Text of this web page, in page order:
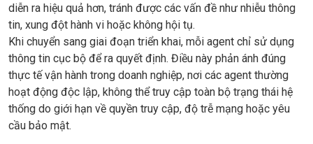
diễn ra hiệu quả hơn, tránh được các vấn đề như nhiễu thông
tin, xung đột hành vi hoặc không hội tụ.
Khi chuyển sang giai đoạn triển khai, mỗi agent chỉ sử dụng
thông tin cục bộ để ra quyết định. Điều này phản ánh đúng
thực tế vận hành trong doanh nghiệp, nơi các agent thường
hoạt động độc lập, không thể truy cập toàn bộ trạng thái hệ
thống do giới hạn về quyền truy cập, độ trễ mạng hoặc yêu
cầu bảo mật.